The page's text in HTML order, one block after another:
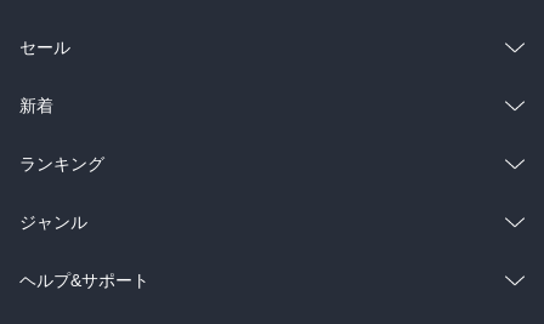
総合
ラノベ
雑誌・グラビア
BL・TL
セール
総合
ラノベ
雑誌・グラビア
BL・TL
新着
総合
ラノベ
雑誌・グラビア
ランキング
総合
ラノベ
ジャンル
コミック
ヘルプ&サポート